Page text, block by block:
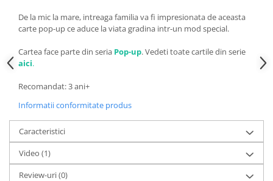
De la mic la mare, intreaga familia va fi impresionata de aceasta
carte pop-up ce aduce la viata gradina intr-un mod special.
Cartea face parte din seria Pop-up. Vedeti toate cartile din serie
aici.
Recomandat: 3 ani+
Informatii conformitate produs
Caracteristici
Video (1)
Review-uri(0)